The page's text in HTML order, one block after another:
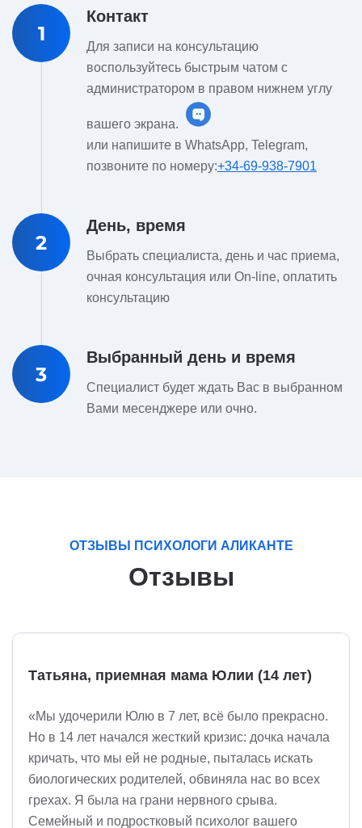
1
Контакт
Для записи на консультацию
воспользуйтесь быстрым чатом с
администратором в правом нижнем углу
вашего экрана.
или напишите в WhatsApp, Telegram,
позвоните по номеру:+34-69-938-7901
2
День, время
Выбрать специалиста, день и час приема,
очная консультация или On-line, оплатить
консультацию
3
Выбранный день и время
Специалист будет ждать Вас в выбранном
Вами месенджере или очно.
ОТЗЫВЫ ПСИХОЛОГИ АЛИКАНТЕ
Отзывы
Татьяна, приемная мама Юлии (14 лет)
«Мы удочерили Юлю в 7 лет, всё было прекрасно.
Но в 14 лет начался жесткий кризис: дочка начала
кричать, что мы ей не родные, пыталась искать
биологических родителей, обвиняла нас во всех
грехах. Я была на грани нервного срыва.
Семейный и подростковый психолог вашего